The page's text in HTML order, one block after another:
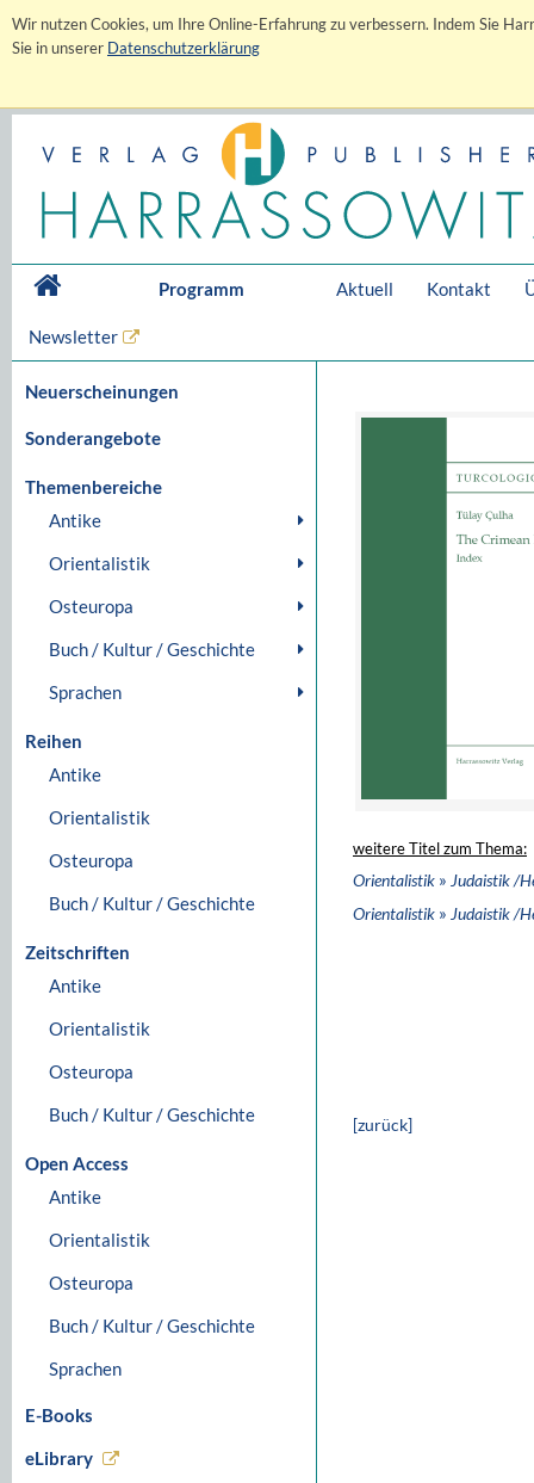
Wir nutzen Cookies, um Ihre Online-Erfahrung zu verbessern. Indem Sie
Sie in unserer Datenschutzerklärung
Programm Aktuell Kontakt
Newsletter
Neuerscheinungen
Sonderangebote
Themenbereiche
Antike
Orientalistik
Osteuropa
Buch / Kultur / Geschichte
Sprachen
Reihen
Antike
Orientalistik
Osteuropa
Buch / Kultur / Geschichte
Zeitschriften
Antike
Orientalistik
Osteuropa
Buch / Kultur / Geschichte
Open Access
Antike
Orientalistik
Osteuropa
Buch / Kultur / Geschichte
Sprachen
E-Books
eLibrary
weitere Titel zum Thema:
Orientalistik » Judaistik /
Orientalistik » Judaistik /
[zurück]